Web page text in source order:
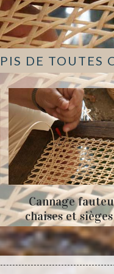
DE TOUTES
Cannage
chaises et